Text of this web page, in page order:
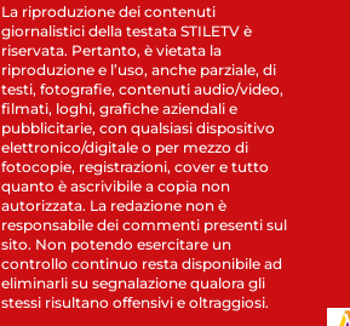
La riproduzione dei contenuti
giornalistici della testata STILETV è
riservata. Pertanto, è vietata la
riproduzione e l’uso, anche parziale, di
testi, fotografie, contenuti audio/video,
filmati, loghi, grafiche aziendali e
pubblicitarie, con qualsiasi dispositivo
elettronico/digitale o per mezzo di
fotocopie, registrazioni, cover e tutto
quanto è ascrivibile a copia non
autorizzata. La redazione non è
responsabile dei commenti presenti sul
sito. Non potendo esercitare un
controllo continuo resta disponibile ad
eliminarli su segnalazione qualora gli
stessi risultano offensivi e oltraggiosi.